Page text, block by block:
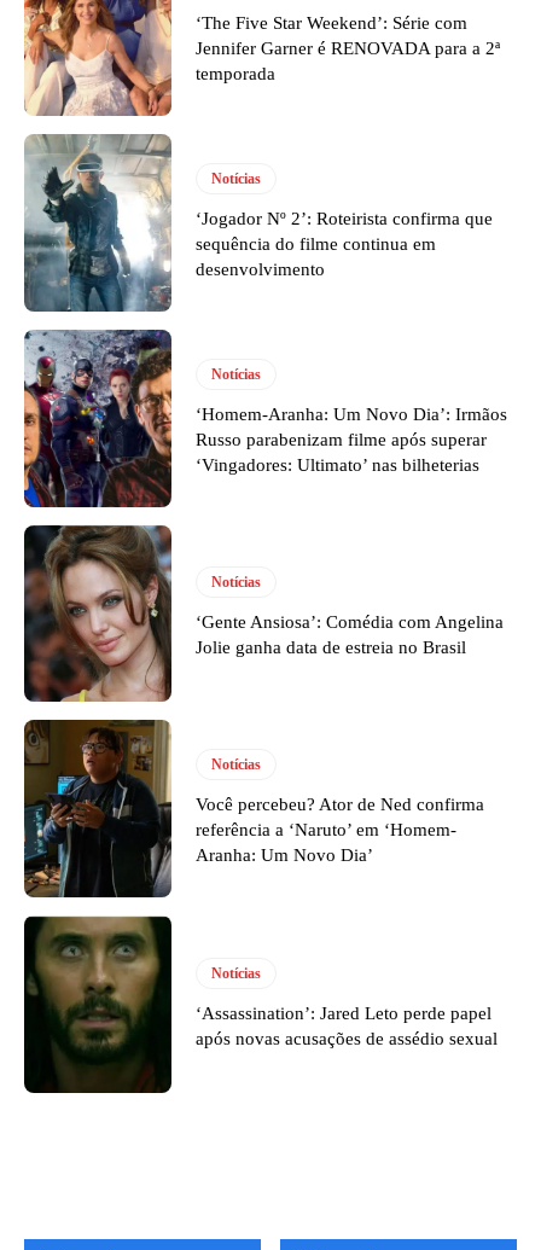
‘The Five Star Weekend’: Série com
Jennifer Garner é RENOVADA para a 2ª
temporada
Notícias
‘Jogador Nº 2’: Roteirista confirma que
sequência do filme continua em
desenvolvimento
Notícias
‘Homem-Aranha: Um Novo Dia’: Irmãos
Russo parabenizam filme após superar
‘Vingadores: Ultimato’ nas bilheterias
Notícias
‘Gente Ansiosa’: Comédia com Angelina
Jolie ganha data de estreia no Brasil
Notícias
Você percebeu? Ator de Ned confirma
referência a ‘Naruto’ em ‘Homem-
Aranha: Um Novo Dia’
Notícias
‘Assassination’: Jared Leto perde papel
após novas acusações de assédio sexual